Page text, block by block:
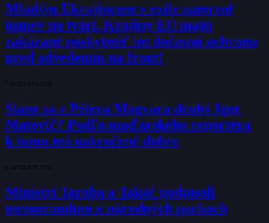
Mladým Ukrajincom v exile zamrzol
úsmev na tvári. Krajiny EÚ majú
zakázané poskytnúť im dočasnú ochranu
pred odvedením na front!
7. AUGUSTA 2026
Stane sa z Pétera Magyara druhý Igor
Matovič? Podľa maďarského reportéra
k tomu má nakročené dobre
6. AUGUSTA 2026
Ministri Taraba a Takáč podpísali
memorandum o národných parkoch